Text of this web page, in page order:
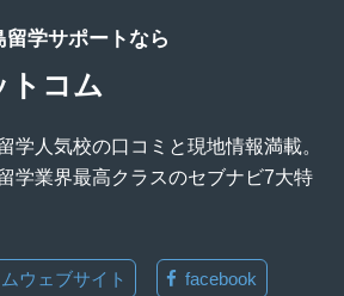
学サポートなら
トコム
学人気校の口コミと現地情報満載。
学業界最高クラスのセブナビ7大特
ウェブサイト facebook